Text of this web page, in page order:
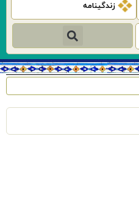
زندگینامه
جستجو